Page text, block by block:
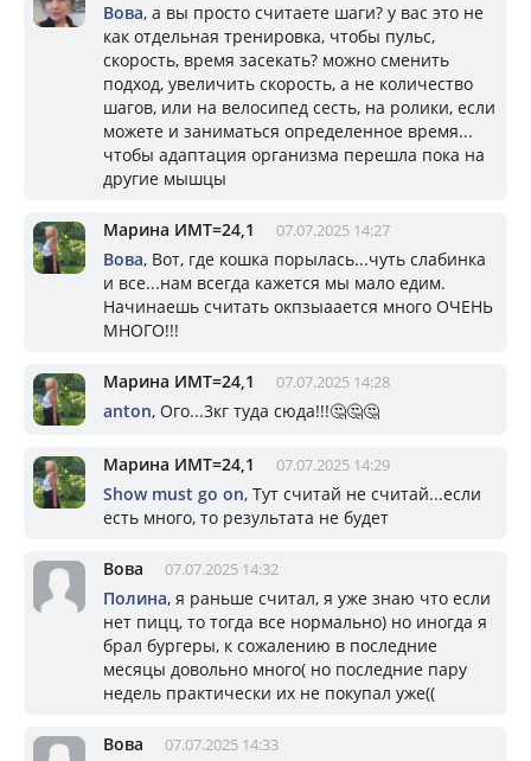
Вова, а вы просто считаете шаги? у вас это не
как отдельная тренировка, чтобы пульс,
скорость, время засекать? можно сменить
подход, увеличить скорость, а не количество
шагов, или на велосипед сесть, на ролики, если
можете и заниматься определенное время...
чтобы адаптация организма перешла пока на
другие мышцы
Марина ИМТ=24,1 07.07.2025 14:27
Вова, Вот, где кошка порылась...чуть слабинка
и все...нам всегда кажется мы мало едим.
Начинаешь считать окпзыаается много ОЧЕНЬ
МНОГО!!!
Марина ИМТ=24,1 07.07.2025 14:28
anton, Ого...3кг туда сюда!!!🤔🤔🤔
Марина ИМТ=24,1 07.07.2025 14:29
Show must go on, Тут считай не считай...если
есть много, то результата не будет
Вова 07.07.2025 14:32
Полина, я раньше считал, я уже знаю что если
нет пицц, то тогда все нормально) но иногда я
брал бургеры, к сожалению в последние
месяцы довольно много( но последние пару
недель практически их не покупал уже((
Вова 07.07.2025 14:33